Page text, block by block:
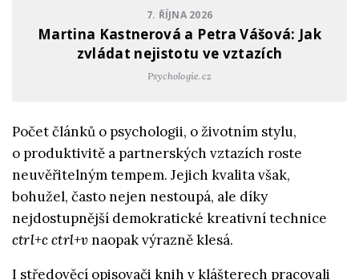
7. ŘÍJNA 2026
Martina Kastnerová a Petra Vášová: Jak
zvládat nejistotu ve vztazích
Psychologie.cz
Počet článků o psychologii, o životním stylu,
o produktivitě a partnerských vztazích roste
neuvěřitelným tempem. Jejich kvalita však,
bohužel, často nejen nestoupá, ale díky
nejdostupnější demokratické kreativní technice
ctrl+c ctrl+vnaopak výrazně klesá.
I středověcí opisovači knih v klášterech pracovali